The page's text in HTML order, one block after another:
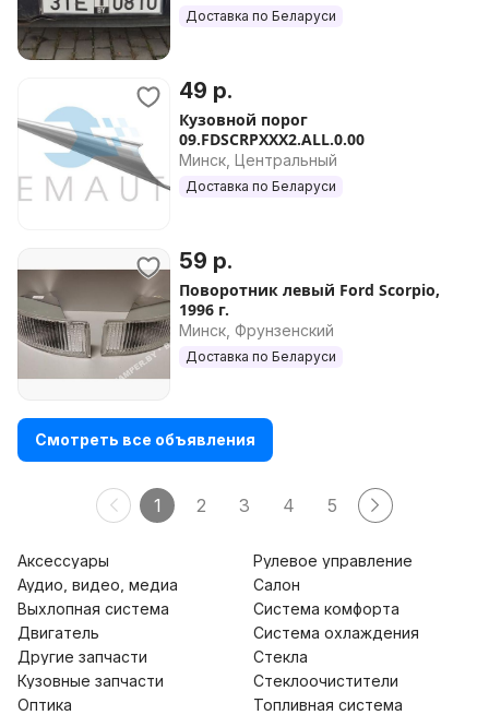
Доставка по Беларуси
49 р.
Кузовной порог
09.FDSCRPXXX2.ALL.0.00
Минск, Центральный
Доставка по Беларуси
59 р.
Поворотник левый Ford Scorpio,
1996 г.
Минск, Фрунзенский
Доставка по Беларуси
Смотреть все объявления
1 2 3 4 5
Аксессуары
Аудио, видео, медиа
Выхлопная система
Двигатель
Другие запчасти
Кузовные запчасти
Оптика
Рулевое управление
Салон
Система комфорта
Система охлаждения
Стекла
Стеклоочистители
Топливная система